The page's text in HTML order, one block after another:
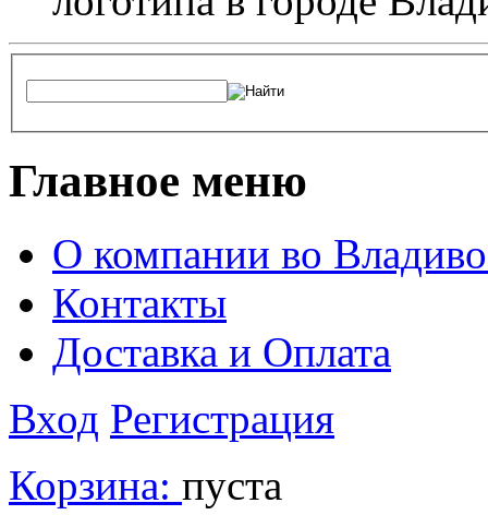
Главное меню
О компании во
Контакты
Доставка и Оплата
Вход Регистрация
Корзина: пуста